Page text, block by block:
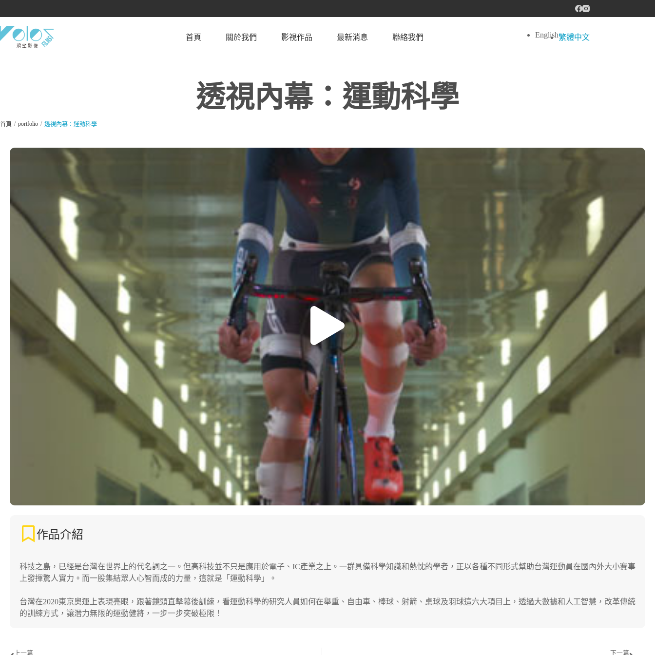
首頁 關於我們 影視作品 最新消息 聯絡我們 English繁體中文
透視內幕：運動科學
首頁 / portfolio / 透視內幕：運動科學
作品介紹
科技之島，已經是台灣在世界上的代名詞之一。但高科技並不只是應用於電子、IC產業之上。一群具備科學知識和熱忱的學者，正以各種不同形式幫助台灣運動員在國內外大小賽事
上發揮驚人實力。而一股集結眾人心智而成的力量，這就是「運動科學」。
台灣在2020東京奧運上表現亮眼，跟著鏡頭直擊幕後訓練，看運動科學的研究人員如何在舉重、自由車、棒球、射箭、桌球及羽球這六大項目上，透過大數據和人工智慧，改革傳統
的訓練方式，讓潛力無限的運動健將，一步一步突破極限！
上一篇 下一篇